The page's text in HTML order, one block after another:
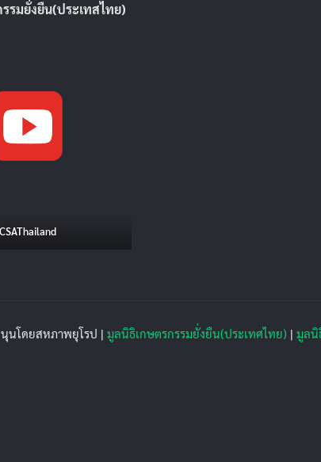
รมยั่งยืน(ประเทสไทย)
CSAThailand
นโดยสหภาพยุโรป | มูลนิธิเกษตรกรรมยั่งยืน(ประเทศไทย) | มูลนิ